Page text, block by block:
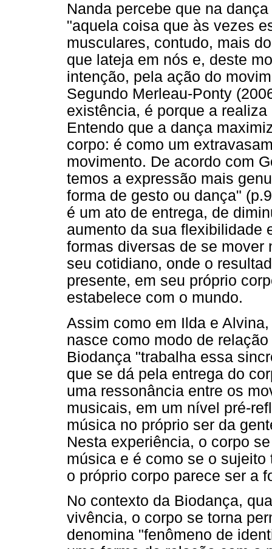
Nanda percebe que na
"aquela coisa que às vezes
musculares, contudo, mais
que lateja em nós e, deste
intenção, pela ação do
Segundo Merleau-Ponty
existência, é porque a
Entendo que a dança
corpo: é como um
movimento. De acordo com
temos a expressão mais
forma de gesto ou dança"
é um ato de entrega, de
aumento da sua flexibilidade
formas diversas de se mover
seu cotidiano, onde o
presente, em seu próprio
estabelece com o mundo.
Assim como em Ilda e
nasce como modo de
Biodança "trabalha essa
que se dá pela entrega do
uma ressonância entre os
musicais, em um nível pré-
música no próprio ser da
Nesta experiência, o corpo
música e é como se o
o próprio corpo parece ser a
No contexto da Biodança,
vivência, o corpo se torna
denomina "fenômeno de